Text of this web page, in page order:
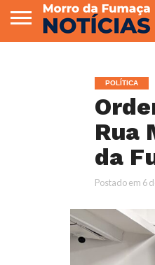
POLÍTICA
Rua
da
Postado em 6